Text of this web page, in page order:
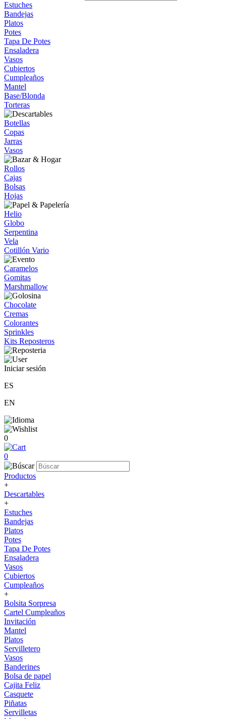
Estuches
Bandejas
Platos
Potes
Tapa De Potes
Ensaladera
Vasos
Cubiertos
Cumpleaños
Mantel
Base/Blonda
Torteras
Botellas
Copas
Jarras
Vasos
Rollos
Cajas
Bolsas
Hojas
Helio
Globo
Serpentina
Vela
Cotillón Vario
Caramelos
Gomitas
Marshmallow
Chocolate
Cremas
Colorantes
Sprinkles
Kits Reposteros
Iniciar sesión
ES
EN
0
0
Productos
+
Descartables
+
Estuches
Bandejas
Platos
Potes
Tapa De Potes
Ensaladera
Vasos
Cubiertos
Cumpleaños
+
Bolsita Sorpresa
Cartel Cumpleaños
Invitación
Mantel
Platos
Servilletero
Vasos
Banderines
Bolsa de papel
Cajita Feliz
Casquete
Piñatas
Servilletas